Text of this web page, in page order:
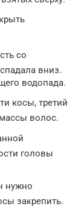
со
вниз.
водопада.
косы, третий
волос.
головы
нужно
закрепить.